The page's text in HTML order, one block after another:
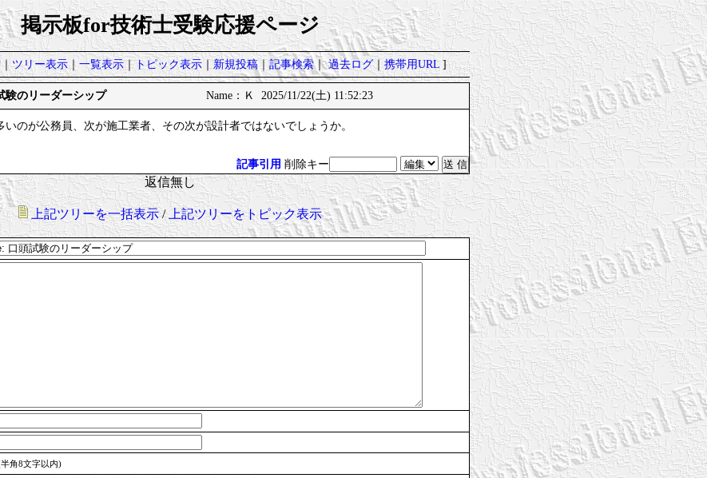
掲示板for技術士受験応援ページ
｜ツリー表示｜一覧表示｜トピック表示｜新規投稿｜記事検索｜過去ログ｜携帯用URL]
験のリーダーシップ Name：Ｋ 2025/11/22(土) 11:52:23
いのが公務員、次が施工業者、その次が設計者ではないでしょうか。
記事引用 削除キー
返信無し
上記ツリーを一括表示/上記ツリーをトピック表示
角8文字以内)